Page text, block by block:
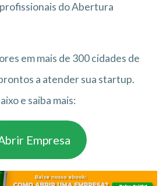
do Abertura
em mais de 300 cidades de
a atender sua startup.
e saiba mais:
Empresa